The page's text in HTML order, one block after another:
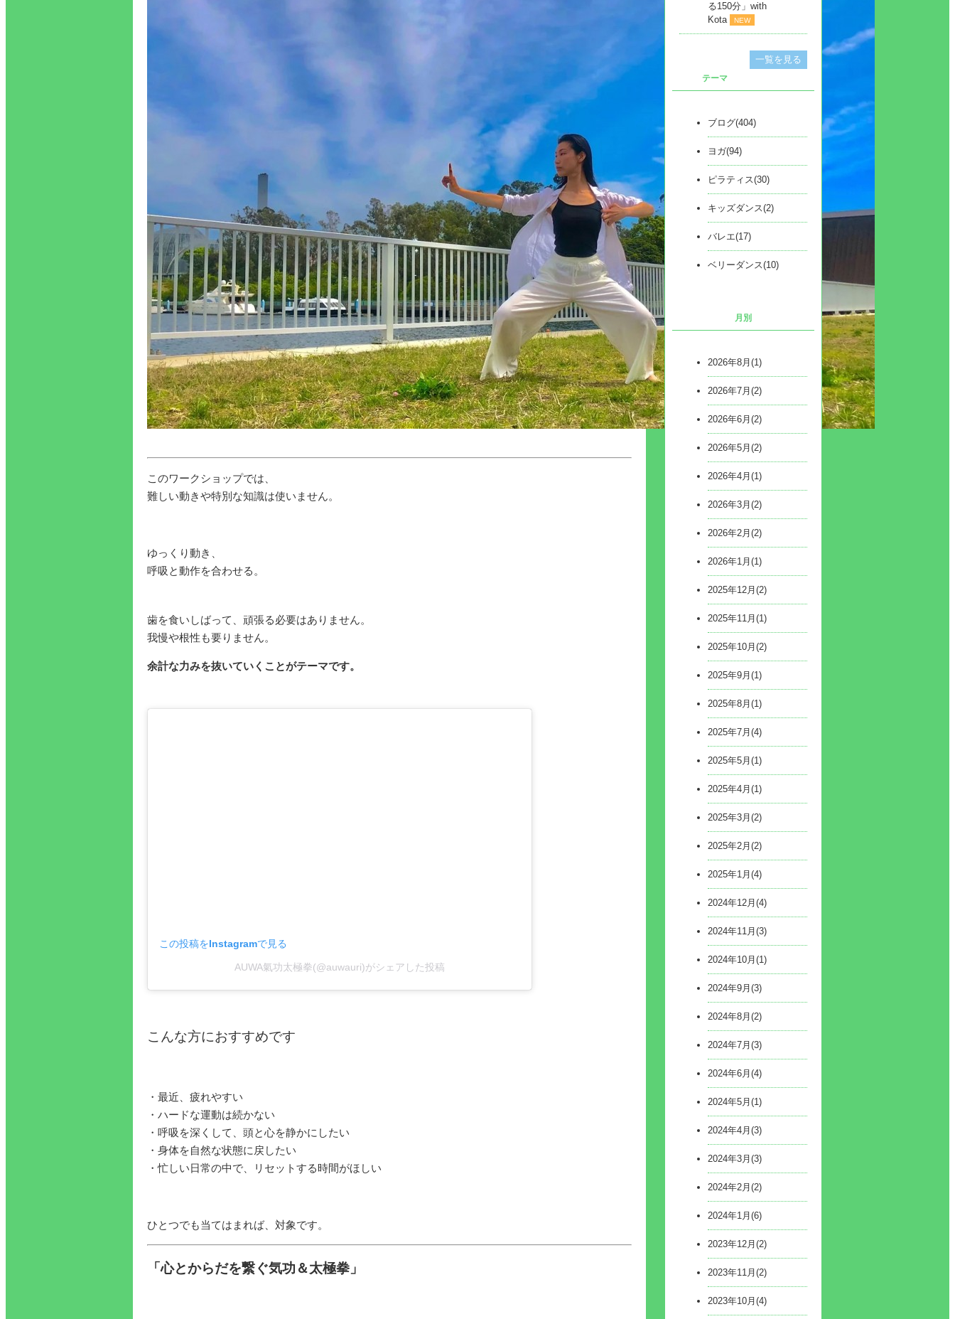
このワークショップでは、
難しい動きや特別な知識は使いません。
ゆっくり動き、
呼吸と動作を合わせる。
歯を食いしばって、頑張る必要はありません。
我慢や根性も要りません。
余計な力みを抜いていくことがテーマです。
この投稿をInstagramで見る
AUWA氣功太極拳(@auwauri)がシェアした投稿
こんな方におすすめです
・最近、疲れやすい
・ハードな運動は続かない
・呼吸を深くして、頭と心を静かにしたい
・身体を自然な状態に戻したい
・忙しい日常の中で、リセットする時間がほしい
ひとつでも当てはまれば、対象です。
「心とからだを繋ぐ気功＆太極拳」
る150分」with
Kota
NEW
一覧を見る
テーマ
ブログ(404)
ヨガ(94)
ピラティス(30)
キッズダンス(2)
バレエ(17)
ベリーダンス(10)
月別
2026年8月(1)
2026年7月(2)
2026年6月(2)
2026年5月(2)
2026年4月(1)
2026年3月(2)
2026年2月(2)
2026年1月(1)
2025年12月(2)
2025年11月(1)
2025年10月(2)
2025年9月(1)
2025年8月(1)
2025年7月(4)
2025年5月(1)
2025年4月(1)
2025年3月(2)
2025年2月(2)
2025年1月(4)
2024年12月(4)
2024年11月(3)
2024年10月(1)
2024年9月(3)
2024年8月(2)
2024年7月(3)
2024年6月(4)
2024年5月(1)
2024年4月(3)
2024年3月(3)
2024年2月(2)
2024年1月(6)
2023年12月(2)
2023年11月(2)
2023年10月(4)